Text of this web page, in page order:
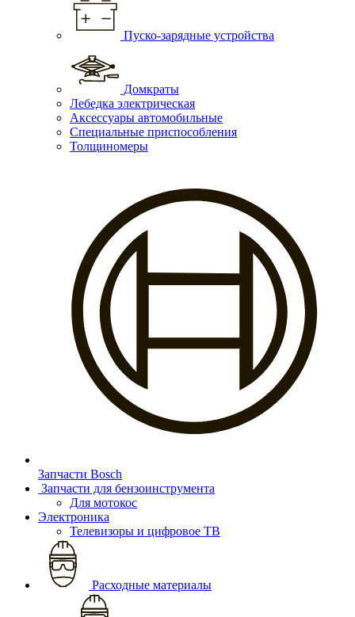
Пуско-зарядные устройства
Домкраты
Лебедка электрическая
Аксессуары автомобильные
Специальные приспособления
Толщиномеры
Запчасти Bosch
Запчасти для бензоинструмента
Для мотокос
Электроника
Телевизоры и цифровое ТВ
Расходные материалы